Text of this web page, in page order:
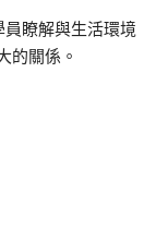
瞭解與生活環境
的關係。